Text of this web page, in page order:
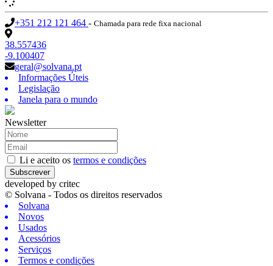
+351 212 121 464 - Chamada para rede fixa nacional
38.557436
-9.100407
geral@solvana.pt
Informações Úteis
Legislação
Janela para o mundo
Newsletter
Li e aceito os termos e condições
Subscrever
developed by critec
© Solvana - Todos os direitos reservados
Solvana
Novos
Usados
Acessórios
Serviços
Termos e condições